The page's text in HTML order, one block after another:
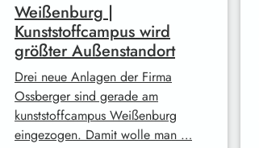
Weißenburg |
Kunststoffcampus wird
größter Außenstandort
Drei neue Anlagen der Firma
Ossberger sind gerade am
kunststoffcampus Weißenburg
eingezogen. Damit wolle man …